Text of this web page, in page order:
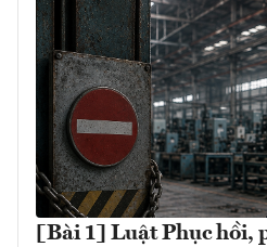
[Bài 1] Luật Phục hồi,